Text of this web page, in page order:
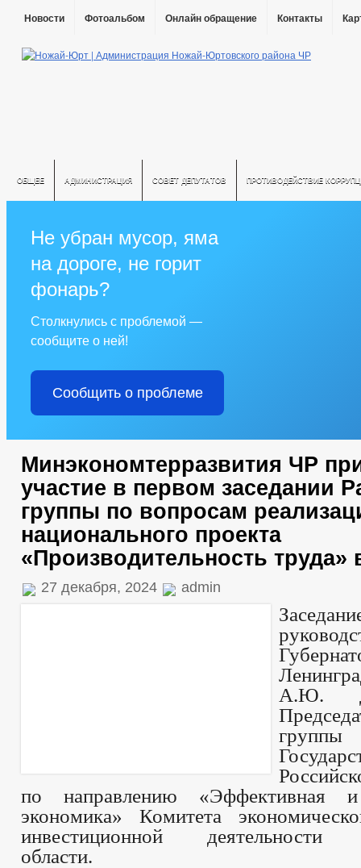
Новости Фотоальбом Онлайн обращение Контакты
ОБЩЕЕ АДМИНИСТРАЦИЯ СОВЕТ ДЕПУТАТОВ ПРОТИВОДЕЙСТВИЕ
Не убран мусор, яма
на дороге, не горит
фонарь?
Столкнулись с проблемой —
сообщите о ней!
Сообщить о проблеме
Минэкономтерразвития ЧР
участие в первом заседании
группы по вопросам
национального проекта
«Производительность труда»
27 декабря, 2024 admin
А.Ю.
по направлению «Эффективная и
экономика» Комитета
инвестиционной деятельности
области.